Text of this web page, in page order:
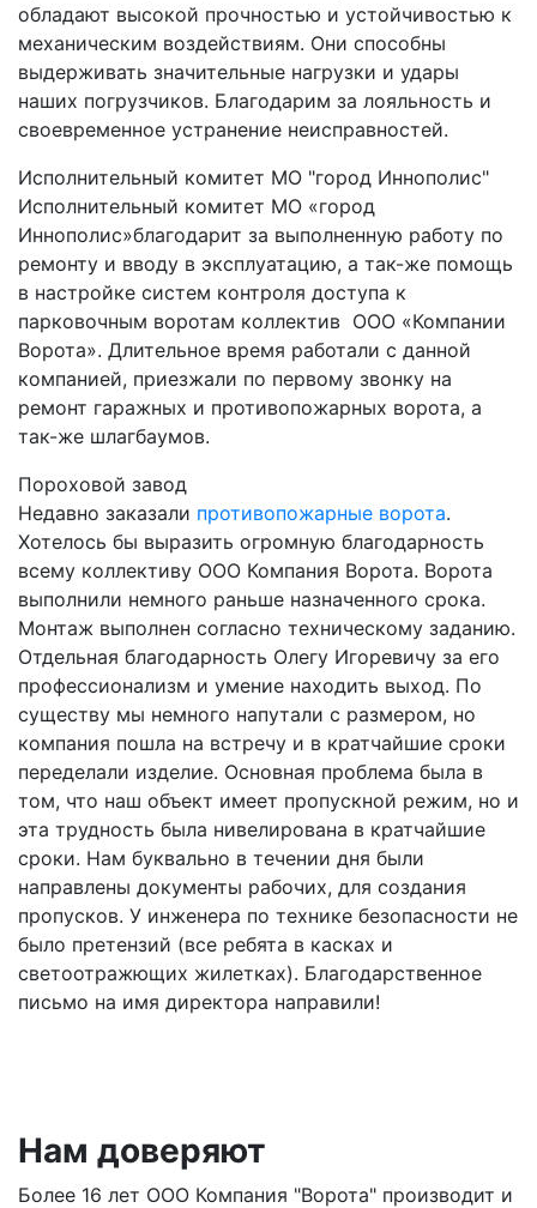
обладают высокой прочностью и устойчивостью к
механическим воздействиям. Они способны
выдерживать значительные нагрузки и удары
наших погрузчиков. Благодарим за лояльность и
своевременное устранение неисправностей.
Исполнительный комитет МО "город Иннополис"
Исполнительный комитет МО «город
Иннополис»благодарит за выполненную работу по
ремонту и вводу в эксплуатацию, а так-же помощь
в настройке систем контроля доступа к
парковочным воротам коллектив ООО «Компании
Ворота». Длительное время работали с данной
компанией, приезжали по первому звонку на
ремонт гаражных и противопожарных ворота, а
так-же шлагбаумов.
Пороховой завод
Недавно заказали противопожарные ворота.
Хотелось бы выразить огромную благодарность
всему коллективу ООО Компания Ворота. Ворота
выполнили немного раньше назначенного срока.
Монтаж выполнен согласно техническому заданию.
Отдельная благодарность Олегу Игоревичу за его
профессионализм и умение находить выход. По
существу мы немного напутали с размером, но
компания пошла на встречу и в кратчайшие сроки
переделали изделие. Основная проблема была в
том, что наш объект имеет пропускной режим, но и
эта трудность была нивелирована в кратчайшие
сроки. Нам буквально в течении дня были
направлены документы рабочих, для создания
пропусков. У инженера по технике безопасности не
было претензий (все ребята в касках и
светоотражющих жилетках). Благодарственное
письмо на имя директора направили!
Нам доверяют
Более 16 лет ООО Компания "Ворота" производит и